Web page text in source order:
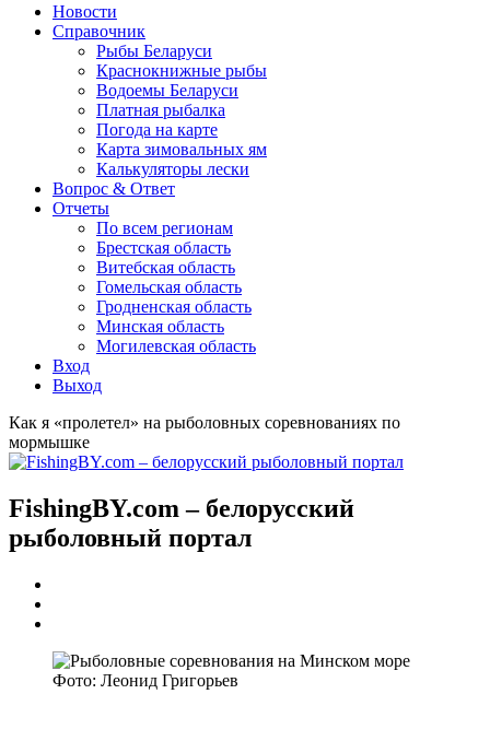
Новости
Справочник
Рыбы Беларуси
Краснокнижные рыбы
Водоемы Беларуси
Платная рыбалка
Погода на карте
Карта зимовальных ям
Калькуляторы лески
Вопрос & Ответ
Отчеты
По всем регионам
Брестская область
Витебская область
Гомельская область
Гродненская область
Минская область
Могилевская область
Вход
Выход
Как я «пролетел» на рыболовных соревнованиях по
мормышке
FishingBY.com – белорусский
рыболовный портал
Фото: Леонид Григорьев